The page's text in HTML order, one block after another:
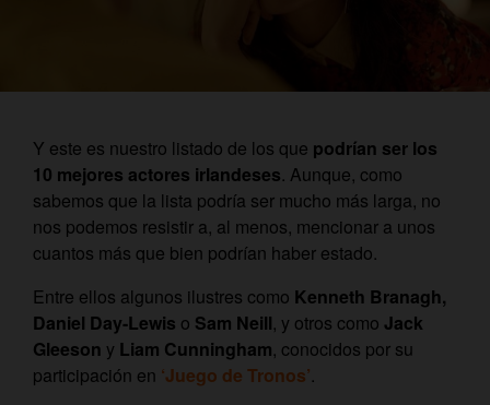
Y este es nuestro listado de los que podrían ser los
10 mejores actores irlandeses. Aunque, como
sabemos que la lista podría ser mucho más larga, no
nos podemos resistir a, al menos, mencionar a unos
cuantos más que bien podrían haber estado.
Entre ellos algunos ilustres como Kenneth Branagh,
Daniel Day-Lewis o Sam Neill, y otros como Jack
Gleeson y Liam Cunningham, conocidos por su
participación en ‘Juego de Tronos’.